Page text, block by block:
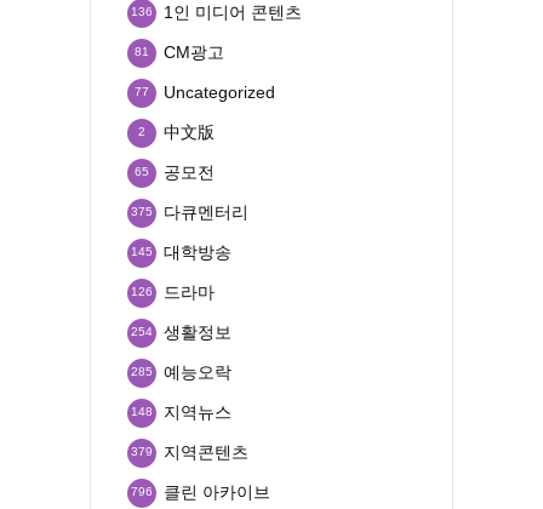
1인 미디어 콘텐츠
136
CM광고
81
Uncategorized
77
中文版
2
공모전
65
다큐멘터리
375
대학방송
145
드라마
126
생활정보
254
예능오락
285
지역뉴스
148
지역콘텐츠
379
클린 아카이브
796